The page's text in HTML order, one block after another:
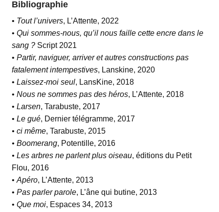
Bibliographie
• Tout l’univers, L’Attente, 2022
• Qui sommes-nous, qu’il nous faille cette encre dans le
sang ? Script 2021
• Partir, naviguer, arriver et autres constructions pas
fatalement intempestives, Lanskine, 2020
• Laissez-moi seul, LansKine, 2018
• Nous ne sommes pas des héros, L’Attente, 2018
• Larsen, Tarabuste, 2017
• Le gué, Dernier télégramme, 2017
• ci même, Tarabuste, 2015
• Boomerang, Potentille, 2016
• Les arbres ne parlent plus oiseau, éditions du Petit
Flou, 2016
• Apéro, L’Attente, 2013
• Pas parler parole, L’âne qui butine, 2013
• Que moi, Espaces 34, 2013